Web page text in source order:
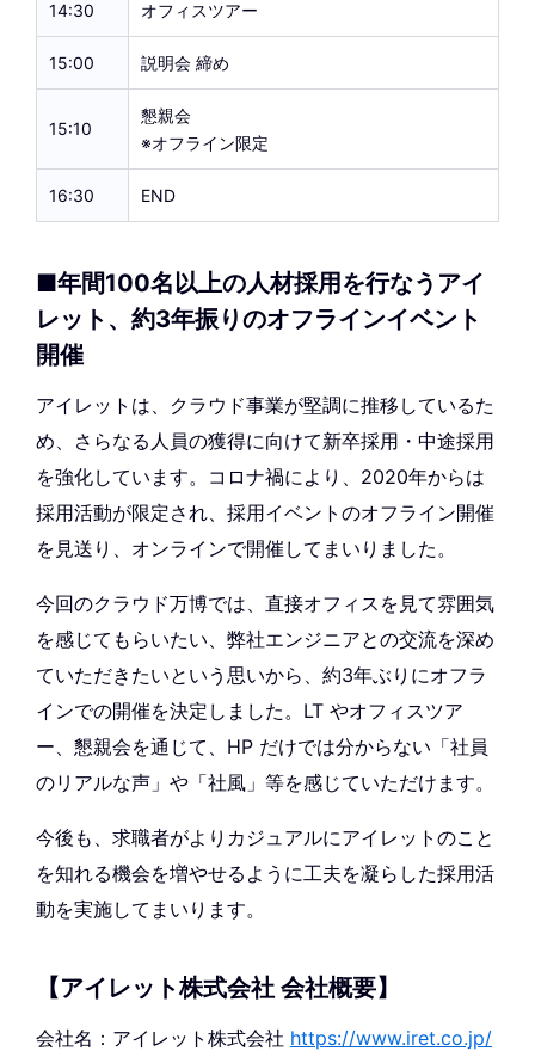
14:30 オフィスツアー
15:00 説明会 締め
15:10
懇親会
※オフライン限定
16:30 END
■年間100名以上の人材採用を行なうアイ
レット、約3年振りのオフラインイベント
開催
アイレットは、クラウド事業が堅調に推移しているた
め、さらなる人員の獲得に向けて新卒採用・中途採用
を強化しています。コロナ禍により、2020年からは
採用活動が限定され、採用イベントのオフライン開催
を見送り、オンラインで開催してまいりました。
今回のクラウド万博では、直接オフィスを見て雰囲気
を感じてもらいたい、弊社エンジニアとの交流を深め
ていただきたいという思いから、約3年ぶりにオフラ
インでの開催を決定しました。LT やオフィスツア
ー、懇親会を通じて、HP だけでは分からない「社員
のリアルな声」や「社風」等を感じていただけます。
今後も、求職者がよりカジュアルにアイレットのこと
を知れる機会を増やせるように工夫を凝らした採用活
動を実施してまいります。
【アイレット株式会社 会社概要】
会社名：アイレット株式会社 https://www.iret.co.jp/